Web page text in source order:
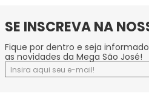
SE INSCREVA NA
Fique por dentro e seja
as novidades da Mega São José!